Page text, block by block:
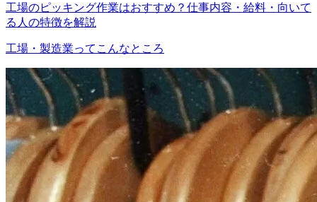
工場のピッキング作業はおすすめ？仕事内容・給料・向いて
る人の特徴を解説
工場・製造業ってこんなところ